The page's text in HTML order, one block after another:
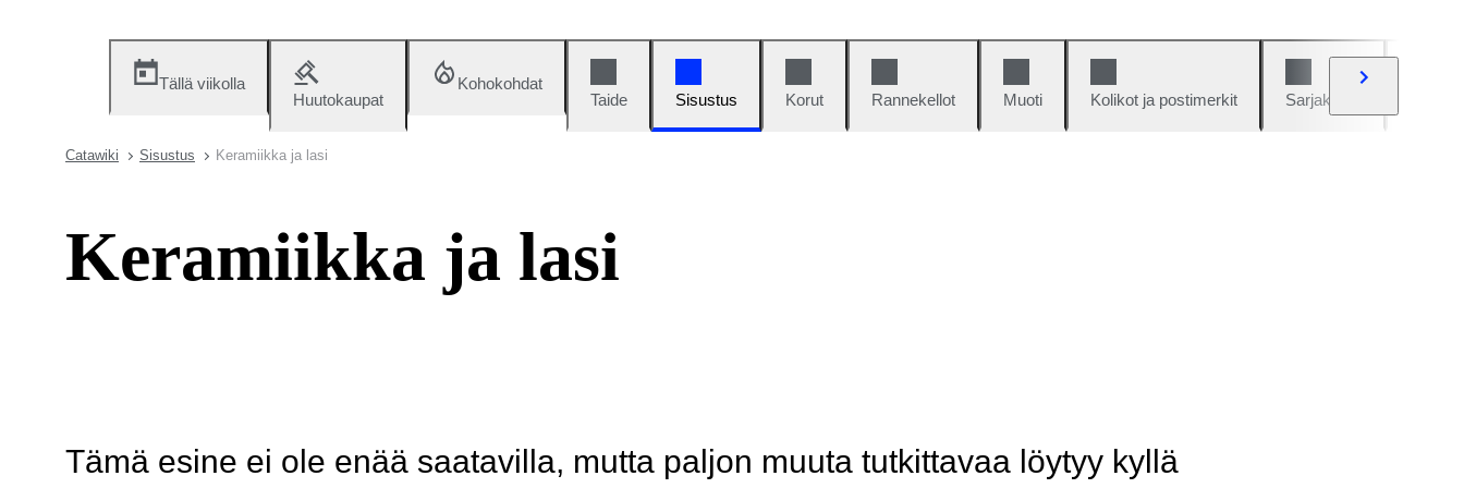
Tällä viikolla
Huutokaupat
Kohokohdat
Taide
Sisustus Korut Rannekellot Muoti Kolikot ja postimerkit Sarjakuvat
Catawiki Sisustus Keramiikka ja lasi
Keramiikka ja lasi
Tämä esine ei ole enää saatavilla, mutta paljon muuta tutkittavaa löytyy kyllä